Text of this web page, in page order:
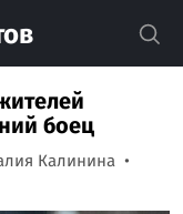
боец
Калинина